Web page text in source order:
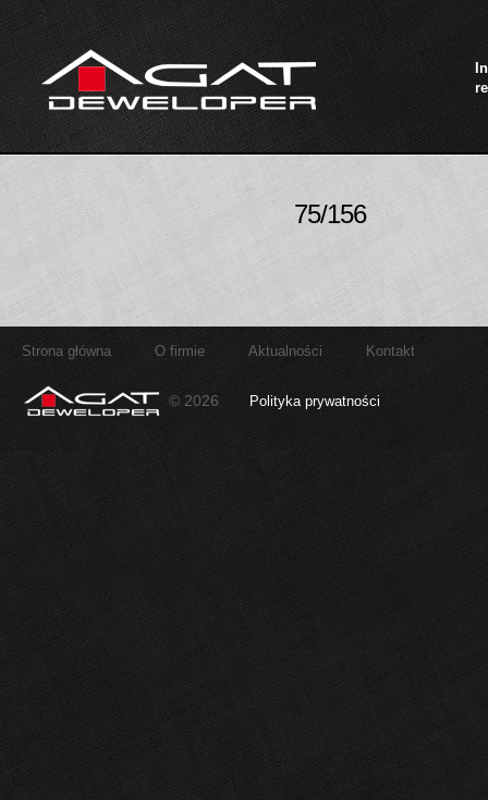
75/156
Strona główna O firmie Aktualności Kontakt
© 2026 Polityka prywatności